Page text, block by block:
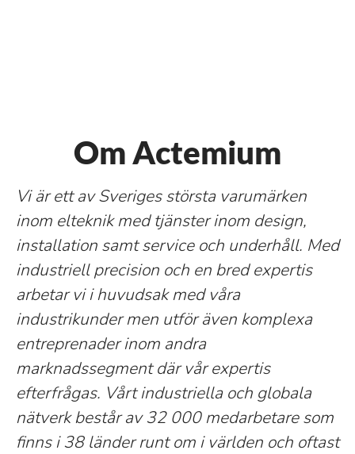
Om Actemium
Vi är ett av Sveriges största varumärken
inom elteknik med tjänster inom design,
installation samt service och underhåll. Med
industriell precision och en bred expertis
arbetar vi i huvudsak med våra
industrikunder men utför även komplexa
entreprenader inom andra
marknadssegment där vår expertis
efterfrågas. Vårt industriella och globala
nätverk består av 32 000 medarbetare som
finns i 38 länder runt om i världen och oftast